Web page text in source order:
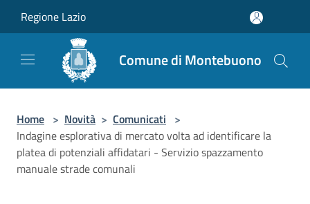
Regione Lazio
Comune di Montebuono
Home > Novità > Comunicati >
Indagine esplorativa di mercato volta ad identificare la
platea di potenziali affidatari - Servizio spazzamento
manuale strade comunali